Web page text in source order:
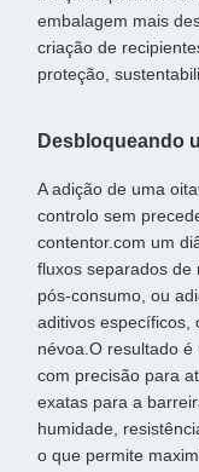
embalagem mais
criação de
proteção,
Desbloqueando
A adição de uma
controlo sem
contentor.com um
fluxos separados de
pós-consumo, ou
aditivos específicos,
névoa.O resultado
com precisão para
exatas para a
humidade,
o que permite